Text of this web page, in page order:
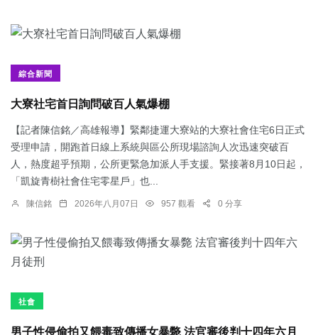
綜合新聞
大寮社宅首日詢問破百人氣爆棚
【記者陳信銘／高雄報導】緊鄰捷運大寮站的大寮社會住宅6日正式
受理申請，開跑首日線上系統與區公所現場諮詢人次迅速突破百
人，熱度超乎預期，公所更緊急加派人手支援。緊接著8月10日起，
「凱旋青樹社會住宅零星戶」也...
陳信銘 2026年八月07日 957 觀看 0 分享
社會
男子性侵偷拍又餵毒致傳播女暴斃 法官審後判十四年六月